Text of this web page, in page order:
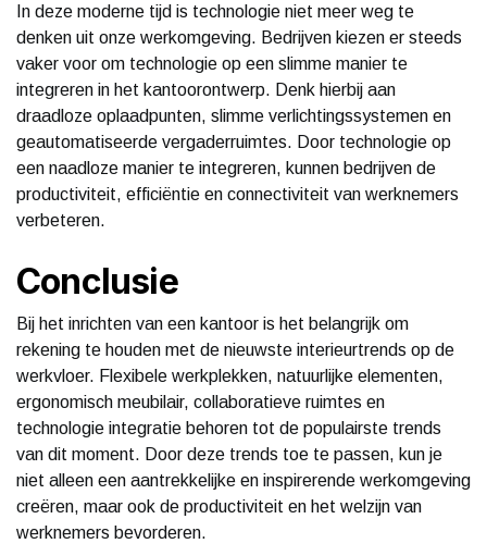
In deze moderne tijd is technologie niet meer weg te
denken uit onze werkomgeving. Bedrijven kiezen er steeds
vaker voor om technologie op een slimme manier te
integreren in het kantoorontwerp. Denk hierbij aan
draadloze oplaadpunten, slimme verlichtingssystemen en
geautomatiseerde vergaderruimtes. Door technologie op
een naadloze manier te integreren, kunnen bedrijven de
productiviteit, efficiëntie en connectiviteit van werknemers
verbeteren.
Conclusie
Bij het inrichten van een kantoor is het belangrijk om
rekening te houden met de nieuwste interieurtrends op de
werkvloer. Flexibele werkplekken, natuurlijke elementen,
ergonomisch meubilair, collaboratieve ruimtes en
technologie integratie behoren tot de populairste trends
van dit moment. Door deze trends toe te passen, kun je
niet alleen een aantrekkelijke en inspirerende werkomgeving
creëren, maar ook de productiviteit en het welzijn van
werknemers bevorderen.